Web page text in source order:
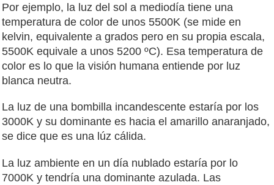
Por ejemplo, la luz del sol a mediodía tiene una
temperatura de color de unos 5500K (se mide en
kelvin, equivalente a grados pero en su propia escala,
5500K equivale a unos 5200 ºC). Esa temperatura de
color es lo que la visión humana entiende por luz
blanca neutra.
La luz de una bombilla incandescente estaría por los
3000K y su dominante es hacia el amarillo anaranjado,
se dice que es una lúz cálida.
La luz ambiente en un día nublado estaría por lo
7000K y tendría una dominante azulada. Las